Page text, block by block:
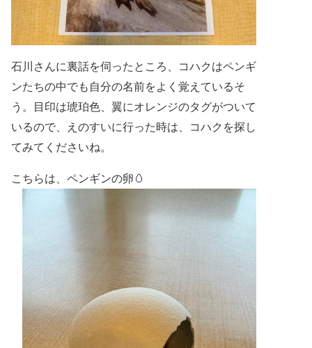
石川さんに裏話を伺ったところ、コハクはペンギ
ンたちの中でも自分の名前をよく覚えているそ
う。
目印は琥珀色、翼にオレンジのタグがついて
いるので、えのすいに行った時は、コハクを探し
てみてくださいね。
こちらは、ペンギンの卵🥚